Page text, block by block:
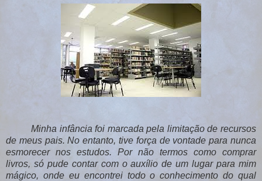
Minha infância foi marcada pela limitação de recursos
de meus pais. No entanto, tive força de vontade para nunca
esmorecer nos estudos. Por não termos como comprar
livros, só pude contar com o auxílio de um lugar para mim
mágico, onde eu encontrei todo o conhecimento do qual